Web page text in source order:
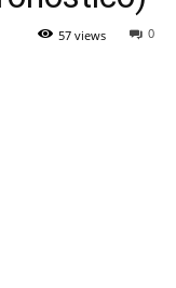
0
57 views